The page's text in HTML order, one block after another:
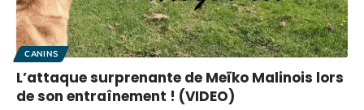
CANINS
L’attaque surprenante de Meïko Malinois lors
de son entraînement ! (VIDEO)